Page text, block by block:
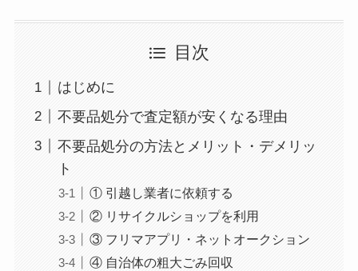
目次
はじめに
不要品処分で査定額が安くなる理由
不要品処分の方法とメリット・デメリッ
ト
① 引越し業者に依頼する
② リサイクルショップを利用
③ フリマアプリ・ネットオークション
④ 自治体の粗大ごみ回収